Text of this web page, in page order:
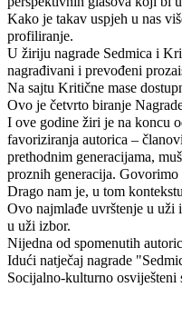
Kako je takav uspjeh u nas
profiliranje.
U žiriju nagrade Sedmica i
nagrađivani i prevođeni
Na sajtu Kritične mase
Ovo je četvrto biranje
I ove godine žiri je na koncu
favoriziranja autorica –
prethodnim generacijama,
proznih generacija.
Drago nam je, u tom
Ovo najmlađe uvrštenje u uži
u uži izbor.
Nijedna od spomenutih
Idući natječaj nagrade
Socijalno-kulturno osviješteni